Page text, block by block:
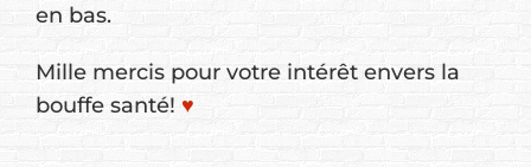
en bas.
Mille mercis pour votre intérêt envers la
bouffe santé! ♥